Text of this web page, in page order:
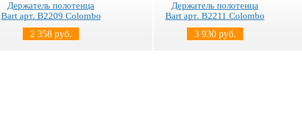
Держатель полотенца
Bart арт. B2209 Colombo
2 358 руб.
Держатель полотенца
Bart арт. B2211 Colombo
3 930 руб.